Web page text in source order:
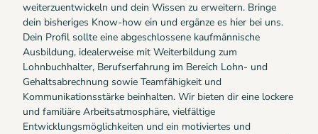
weiterzuentwickeln und dein Wissen zu erweitern. Bringe
dein bisheriges Know-how ein und ergänze es hier bei uns.
Dein Profil sollte eine abgeschlossene kaufmännische
Ausbildung, idealerweise mit Weiterbildung zum
Lohnbuchhalter, Berufserfahrung im Bereich Lohn- und
Gehaltsabrechnung sowie Teamfähigkeit und
Kommunikationsstärke beinhalten. Wir bieten dir eine lockere
und familiäre Arbeitsatmosphäre, vielfältige
Entwicklungsmöglichkeiten und ein motiviertes und